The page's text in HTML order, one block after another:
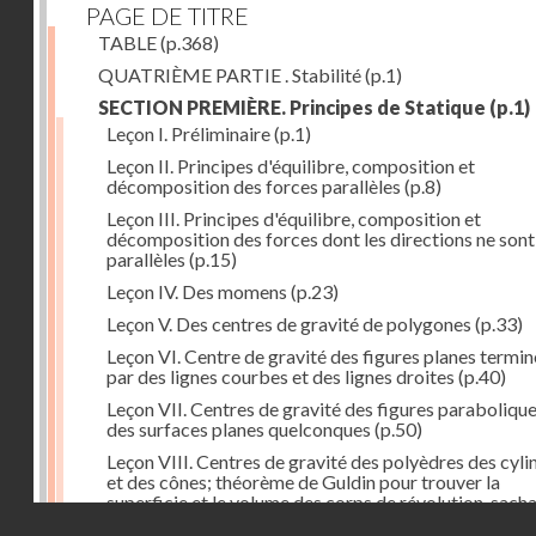
PAGE DE TITRE
TABLE(p.368)
QUATRIÈME PARTIE . Stabilité(p.1)
SECTION PREMIÈRE. Principes de Statique (p.1)
Leçon I. Préliminaire(p.1)
Leçon II. Principes d'équilibre, composition et
décomposition des forces parallèles (p.8)
Leçon III. Principes d'équilibre, composition et
décomposition des forces dont les directions ne
parallèles (p.15)
Leçon IV. Des momens (p.23)
Leçon V. Des centres de gravité de polygones (p.33)
Leçon VI. Centre de gravité des figures planes
par des lignes courbes et des lignes droites (p.40)
Leçon VII. Centres de gravité des figures
des surfaces planes quelconques (p.50)
Leçon VIII. Centres de gravité des polyèdres des
et des cônes; théorème de Guldin pour trouver la
superficie et le volume des corps de révolution,